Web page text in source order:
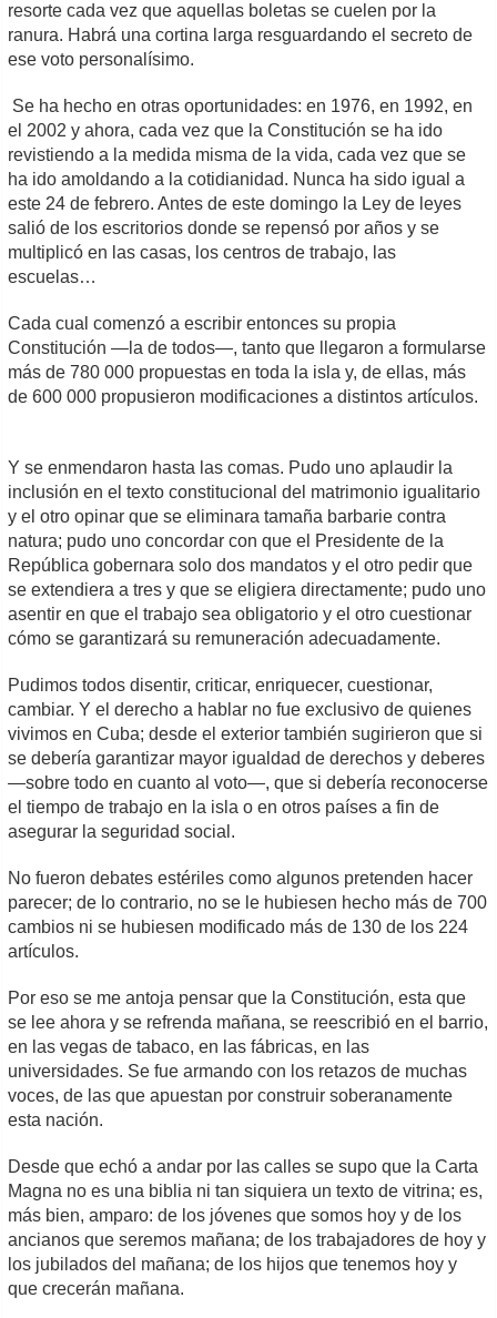
resorte cada vez que aquellas boletas se cuelen por la
ranura. Habrá una cortina larga resguardando el secreto de
ese voto personalísimo.
Se ha hecho en otras oportunidades: en 1976, en 1992, en
el 2002 y ahora, cada vez que la Constitución se ha ido
revistiendo a la medida misma de la vida, cada vez que se
ha ido amoldando a la cotidianidad. Nunca ha sido igual a
este 24 de febrero. Antes de este domingo la Ley de leyes
salió de los escritorios donde se repensó por años y se
multiplicó en las casas, los centros de trabajo, las
escuelas…
Cada cual comenzó a escribir entonces su propia
Constitución —la de todos—, tanto que llegaron a formularse
más de 780 000 propuestas en toda la isla y, de ellas, más
de 600 000 propusieron modificaciones a distintos artículos.
Y se enmendaron hasta las comas. Pudo uno aplaudir la
inclusión en el texto constitucional del matrimonio igualitario
y el otro opinar que se eliminara tamaña barbarie contra
natura; pudo uno concordar con que el Presidente de la
República gobernara solo dos mandatos y el otro pedir que
se extendiera a tres y que se eligiera directamente; pudo uno
asentir en que el trabajo sea obligatorio y el otro cuestionar
cómo se garantizará su remuneración adecuadamente.
Pudimos todos disentir, criticar, enriquecer, cuestionar,
cambiar. Y el derecho a hablar no fue exclusivo de quienes
vivimos en Cuba; desde el exterior también sugirieron que si
se debería garantizar mayor igualdad de derechos y deberes
—sobre todo en cuanto al voto—, que si debería reconocerse
el tiempo de trabajo en la isla o en otros países a fin de
asegurar la seguridad social.
No fueron debates estériles como algunos pretenden hacer
parecer; de lo contrario, no se le hubiesen hecho más de 700
cambios ni se hubiesen modificado más de 130 de los 224
artículos.
Por eso se me antoja pensar que la Constitución, esta que
se lee ahora y se refrenda mañana, se reescribió en el barrio,
en las vegas de tabaco, en las fábricas, en las
universidades. Se fue armando con los retazos de muchas
voces, de las que apuestan por construir soberanamente
esta nación.
Desde que echó a andar por las calles se supo que la Carta
Magna no es una biblia ni tan siquiera un texto de vitrina; es,
más bien, amparo: de los jóvenes que somos hoy y de los
ancianos que seremos mañana; de los trabajadores de hoy y
los jubilados del mañana; de los hijos que tenemos hoy y
que crecerán mañana.